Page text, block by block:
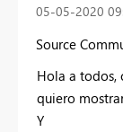
‎05-05-2020
Source
Hola a todos,
quiero
Y